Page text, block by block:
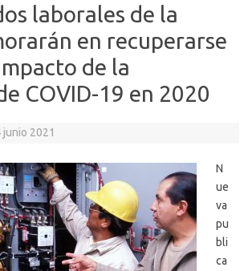
laborales de la
en recuperarse
de la
COVID-19 en 2020
junio 2021
N
ue
va
pu
bli
ca